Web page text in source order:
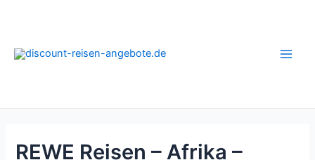
REWE Reisen – Afrika –